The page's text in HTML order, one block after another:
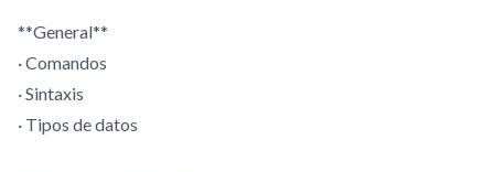
**General**
· Comandos
· Sintaxis
· Tipos de datos